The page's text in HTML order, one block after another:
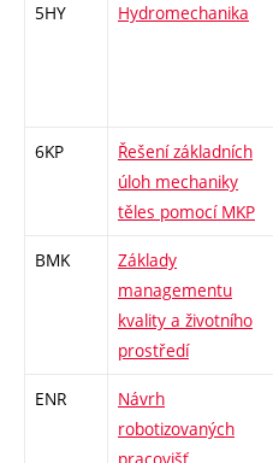
5HY Hydromechanika
6KP
Řešení základních
úloh mechaniky
těles pomocí MKP
BMK
Základy
managementu
kvality a životního
prostředí
ENR
Návrh
robotizovaných